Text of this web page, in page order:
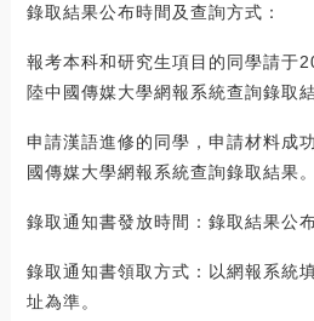
錄取結果公布時間及查詢方式：
報考本科和研究生項目的同學請于
陸中國傳媒大學網報系統查詢錄取
申請漢語進修的同學，申請材料成
國傳媒大學網報系統查詢錄取結果。
錄取通知書發放時間：錄取結果公
錄取通知書領取方式：以網報系統
址為準。